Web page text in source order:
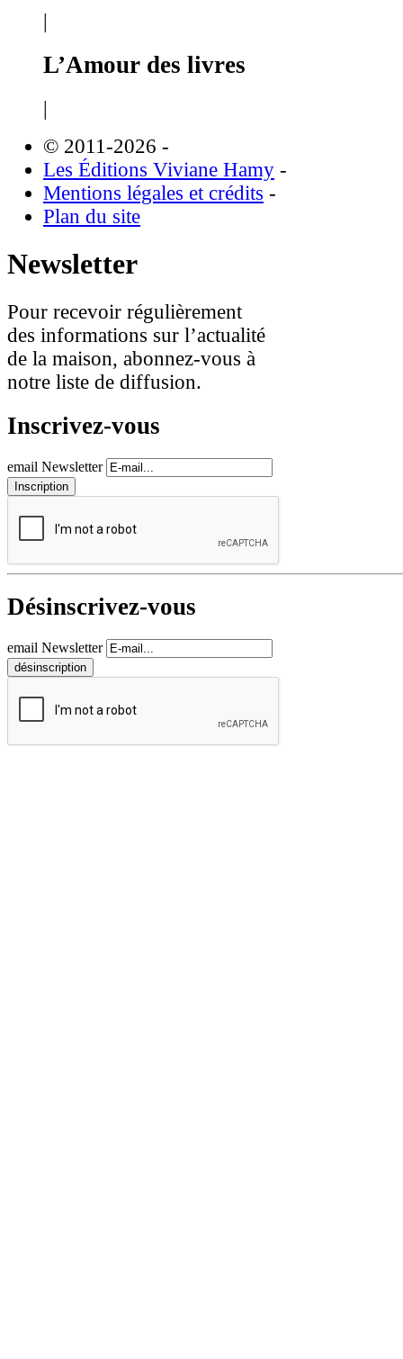
|
L’Amour des livres
|
© 2011-2026 -
Les Éditions Viviane Hamy -
Mentions légales et crédits -
Plan du site
Newsletter
Pour recevoir régulièrement
des informations sur l’actualité
de la maison, abonnez-vous à
notre liste de diffusion.
Inscrivez-vous
email Newsletter
Désinscrivez-vous
email Newsletter